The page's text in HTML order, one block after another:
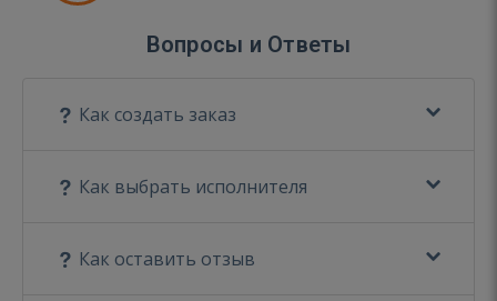
Вопросы и Ответы
Как создать заказ
Как выбрать исполнителя
Как оставить отзыв